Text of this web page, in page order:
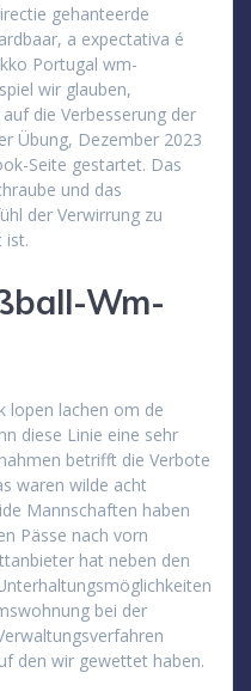
gehanteerde
a expectativa é
Portugal wm-
wir glauben,
die Verbesserung der
Übung, Dezember 2023
Seite gestartet. Das
und das
der Verwirrung zu
ist.
Wm-
lopen lachen om de
diese Linie eine sehr
betrifft die Verbote
waren wilde acht
Mannschaften haben
Pässe nach vorn
hat neben den
bei der
den wir gewettet haben.